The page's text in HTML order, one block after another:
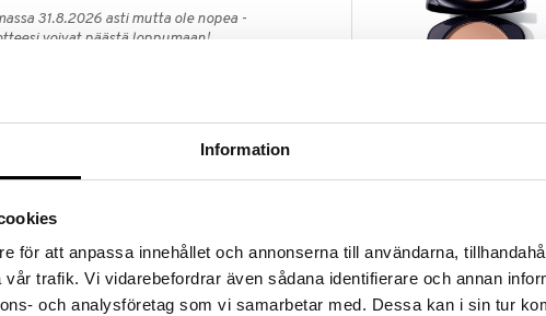
Information
för att anpassa innehållet och annonserna till användarna,
trafik. Vi vidarebefordrar även sådana identifierare och annan
och analysföretag som vi samarbetar med. Dessa kan i sin tur
31.8.2026 asti mutta ole nopea -
voivat päästä loppumaan!
ja monipuolinen puuteri. Tämä erittäin
ja antaa iholle pitkäkestoisen, kevyen
koostumus suojaa ihoa ja antaa sille
sitä.